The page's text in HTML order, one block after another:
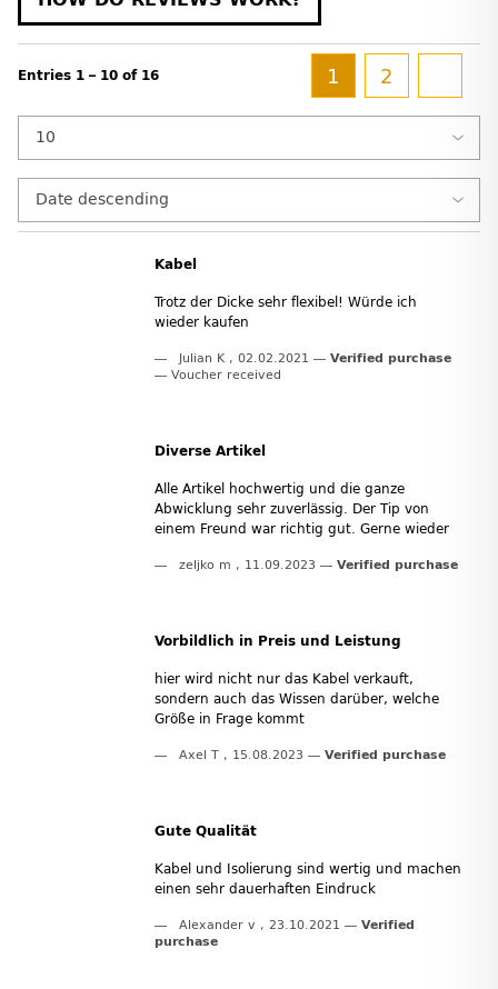
Entries 1 – 10 of 16 1 2
Kabel
Trotz der Dicke sehr flexibel! Würde ich
wieder kaufen
Julian K , 02.02.2021
Verified purchase
Voucher received
Diverse Artikel
Alle Artikel hochwertig und die ganze
Abwicklung sehr zuverlässig. Der Tip von
einem Freund war richtig gut. Gerne wieder
zeljko m , 11.09.2023 Verified purchase
Vorbildlich in Preis und Leistung
hier wird nicht nur das Kabel verkauft,
sondern auch das Wissen darüber, welche
Größe in Frage kommt
Axel T , 15.08.2023 Verified purchase
Gute Qualität
Kabel und Isolierung sind wertig und machen
einen sehr dauerhaften Eindruck
Alexander v , 23.10.2021
Verified
purchase